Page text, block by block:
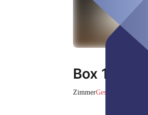
Box 12 ZAER
ZimmerGeschlossen